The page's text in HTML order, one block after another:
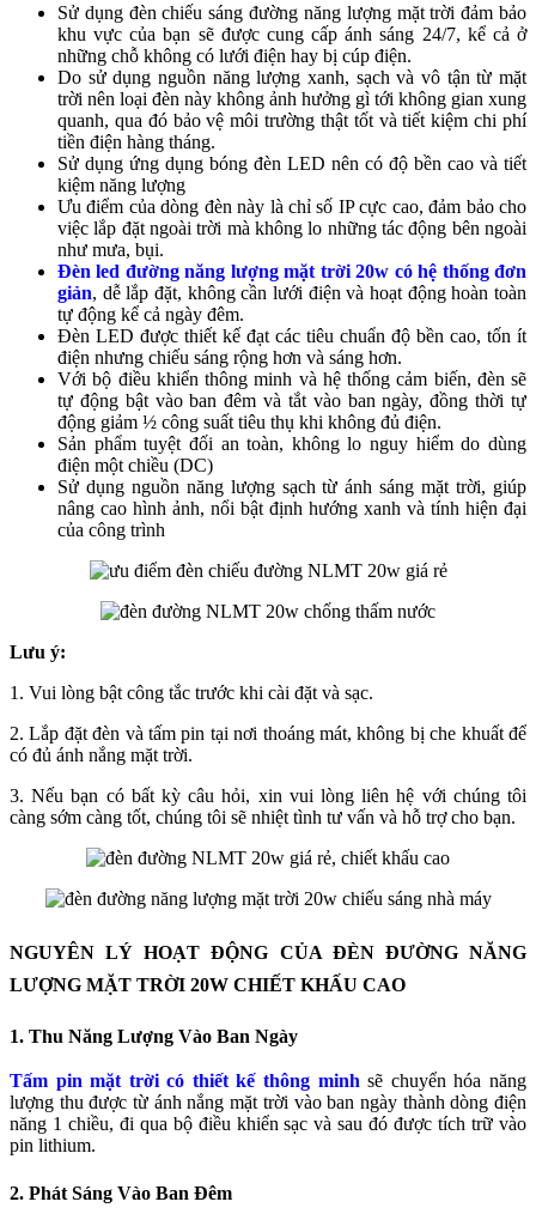
Sử dụng đèn chiếu sáng đường năng lượng mặt trời đảm bảo
khu vực của bạn sẽ được cung cấp ánh sáng 24/7, kể cả ở
những chỗ không có lưới điện hay bị cúp điện.
Do sử dụng nguồn năng lượng xanh, sạch và vô tận từ mặt
trời nên loại đèn này không ảnh hưởng gì tới không gian xung
quanh, qua đó bảo vệ môi trường thật tốt và tiết kiệm chi phí
tiền điện hàng tháng.
Sử dụng ứng dụng bóng đèn LED nên có độ bền cao và tiết
kiệm năng lượng
Ưu điểm của dòng đèn này là chỉ số IP cực cao, đảm bảo cho
việc lắp đặt ngoài trời mà không lo những tác động bên ngoài
như mưa, bụi.
Đèn led đường năng lượng mặt trời 20w có hệ thống đơn
giản, dễ lắp đặt, không cần lưới điện và hoạt động hoàn toàn
tự động kể cả ngày đêm.
Đèn LED được thiết kế đạt các tiêu chuẩn độ bền cao, tốn ít
điện nhưng chiếu sáng rộng hơn và sáng hơn.
Với bộ điều khiển thông minh và hệ thống cảm biến, đèn sẽ
tự động bật vào ban đêm và tắt vào ban ngày, đồng thời tự
động giảm ½ công suất tiêu thụ khi không đủ điện.
Sản phẩm tuyệt đối an toàn, không lo nguy hiểm do dùng
điện một chiều (DC)
Sử dụng nguồn năng lượng sạch từ ánh sáng mặt trời, giúp
nâng cao hình ảnh, nổi bật định hướng xanh và tính hiện đại
của công trình
Lưu ý:
1. Vui lòng bật công tắc trước khi cài đặt và sạc.
2. Lắp đặt đèn và tấm pin tại nơi thoáng mát, không bị che khuất để
có đủ ánh nắng mặt trời.
3. Nếu bạn có bất kỳ câu hỏi, xin vui lòng liên hệ với chúng tôi
càng sớm càng tốt, chúng tôi sẽ nhiệt tình tư vấn và hỗ trợ cho bạn.
NGUYÊN LÝ HOẠT ĐỘNG CỦA ĐÈN ĐƯỜNG NĂNG
LƯỢNG MẶT TRỜI 20W CHIẾT KHẤU CAO
1. Thu Năng Lượng Vào Ban Ngày
Tấm pin mặt trời có thiết kế thông minhsẽ chuyển hóa năng
lượng thu được từ ánh nắng mặt trời vào ban ngày thành dòng điện
năng 1 chiều, đi qua bộ điều khiển sạc và sau đó được tích trữ vào
pin lithium.
2. Phát Sáng Vào Ban Đêm